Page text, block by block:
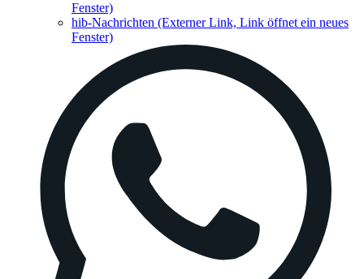
Fenster)
hib-Nachrichten (Externer Link, Link öffnet ein neues
Fenster)